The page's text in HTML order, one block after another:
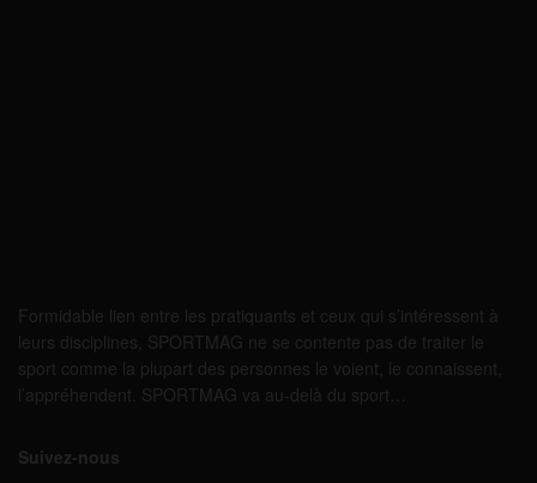
Formidable lien entre les pratiquants et ceux qui s’intéressent à
leurs disciplines, SPORTMAG ne se contente pas de traiter le
sport comme la plupart des personnes le voient, le connaissent,
l’appréhendent. SPORTMAG va au-delà du sport…
Suivez-nous